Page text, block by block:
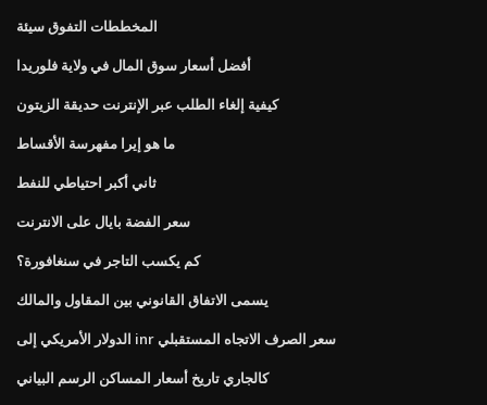
المخططات التفوق سيئة
أفضل أسعار سوق المال في ولاية فلوريدا
كيفية إلغاء الطلب عبر الإنترنت حديقة الزيتون
ما هو إيرا مفهرسة الأقساط
ثاني أكبر احتياطي للنفط
سعر الفضة بايال على الانترنت
كم يكسب التاجر في سنغافورة؟
يسمى الاتفاق القانوني بين المقاول والمالك
الدولار الأمريكي إلى inr سعر الصرف الاتجاه المستقبلي
كالجاري تاريخ أسعار المساكن الرسم البياني